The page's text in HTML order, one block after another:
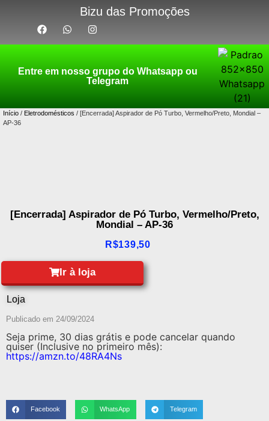
Bizu das Promoções
Entre em nosso grupo do Whatsapp ou
Telegram
Início / Eletrodomésticos / [Encerrada] Aspirador de Pó Turbo, Vermelho/Preto, Mondial –
AP-36
[Encerrada] Aspirador de Pó Turbo, Vermelho/Preto,
Mondial – AP-36
R$139,50
Ir à loja
Loja
Publicado em 24/09/2024
Seja prime, 30 dias grátis e pode cancelar quando
quiser (Inclusive no primeiro mês):
https://amzn.to/48RA4Ns
Facebook WhatsApp Telegram